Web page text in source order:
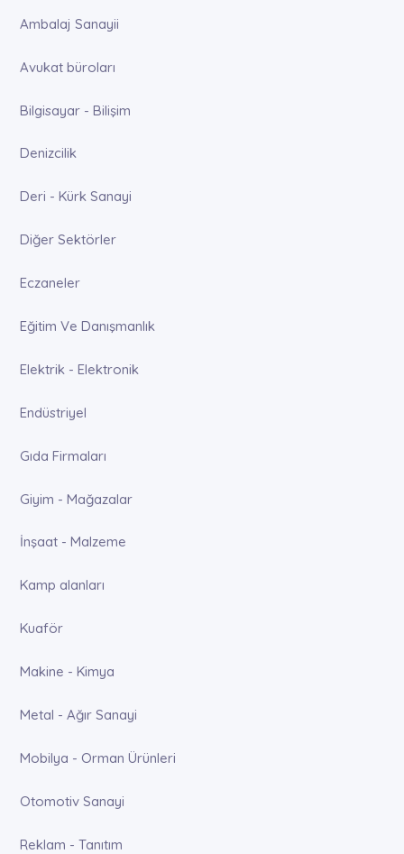
Ambalaj Sanayii
Avukat büroları
Bilgisayar - Bilişim
Denizcilik
Deri - Kürk Sanayi
Diğer Sektörler
Eczaneler
Eğitim Ve Danışmanlık
Elektrik - Elektronik
Endüstriyel
Gıda Firmaları
Giyim - Mağazalar
İnşaat - Malzeme
Kamp alanları
Kuaför
Makine - Kimya
Metal - Ağır Sanayi
Mobilya - Orman Ürünleri
Otomotiv Sanayi
Reklam - Tanıtım